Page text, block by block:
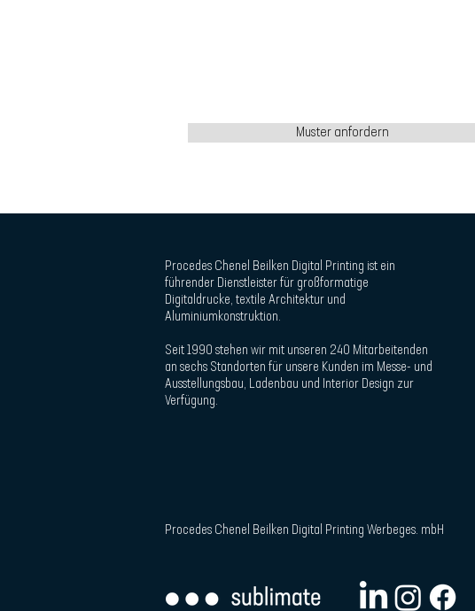
Muster anfordern
Procedes Chenel Beilken Digital Printing ist ein
führender Dienstleister für großformatige
Digitaldrucke, textile Architektur und
Aluminiumkonstruktion.
Seit 1990 stehen wir mit unseren 240 Mitarbeitenden
an sechs Standorten für unsere Kunden im Messe- und
Ausstellungsbau, Ladenbau und Interior Design zur
Verfügung.
Procedes Chenel Beilken Digital Printing Werbeges. mbH